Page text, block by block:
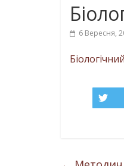
6 Вересня,